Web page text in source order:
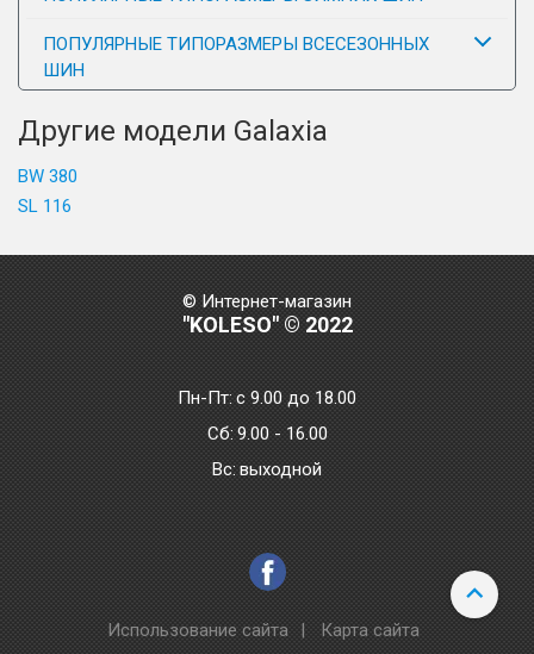
ПОПУЛЯРНЫЕ ТИПОРАЗМЕРЫ ВСЕСЕЗОННЫХ
ШИН
Другие модели Galaxia
BW 380
SL 116
© Интернет-магазин
"KOLESO" © 2022
Пн-Пт:с 9.00 до 18.00
Сб: 9.00 - 16.00
Bc: выходной
Использование сайта | Карта сайта